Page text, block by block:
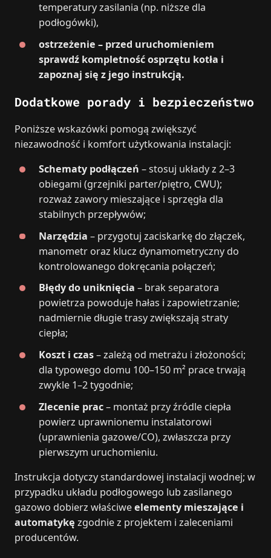
temperatury zasilania (np. niższe dla
podłogówki),
ostrzeżenie – przed uruchomieniem
sprawdź kompletność osprzętu kotła i
zapoznaj się z jego instrukcją.
Dodatkowe porady i bezpieczeństwo
Poniższe wskazówki pomogą zwiększyć
niezawodność i komfort użytkowania instalacji:
Schematy podłączeń – stosuj układy z 2–3
obiegami (grzejniki parter/piętro, CWU);
rozważ zawory mieszające i sprzęgła dla
stabilnych przepływów;
Narzędzia – przygotuj zaciskarkę do złączek,
manometr oraz klucz dynamometryczny do
kontrolowanego dokręcania połączeń;
Błędy do uniknięcia – brak separatora
powietrza powoduje hałas i zapowietrzanie;
nadmiernie długie trasy zwiększają straty
ciepła;
Koszt i czas– zależą od metrażu i złożoności;
dla typowego domu 100–150 m² prace trwają
zwykle 1–2 tygodnie;
Zlecenie prac– montaż przy źródle ciepła
powierz uprawnionemu instalatorowi
(uprawnienia gazowe/CO), zwłaszcza przy
pierwszym uruchomieniu.
Instrukcja dotyczy standardowej instalacji wodnej; w
przypadku układu podłogowego lub zasilanego
gazowo dobierz właściweelementy mieszające i
automatykę zgodnie z projektem i zaleceniami
producentów.